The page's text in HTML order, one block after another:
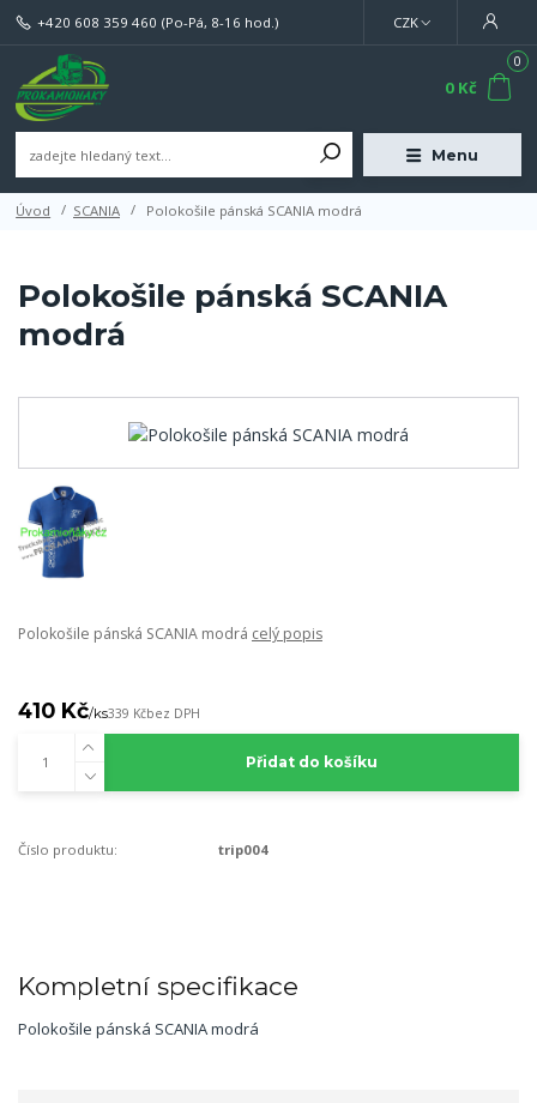
Menu
CZK
+420 608 359 460 (Po-Pá, 8-16 hod.)
0
0 Kč
Úvod SCANIA Polokošile pánská SCANIA modrá
Polokošile pánská SCANIA
modrá
Polokošile pánská SCANIA modrá celý popis
410 Kč/ks339 Kčbez DPH
Přidat do košíku
Číslo produktu: trip004
Kompletní specifikace
Polokošile pánská SCANIA modrá